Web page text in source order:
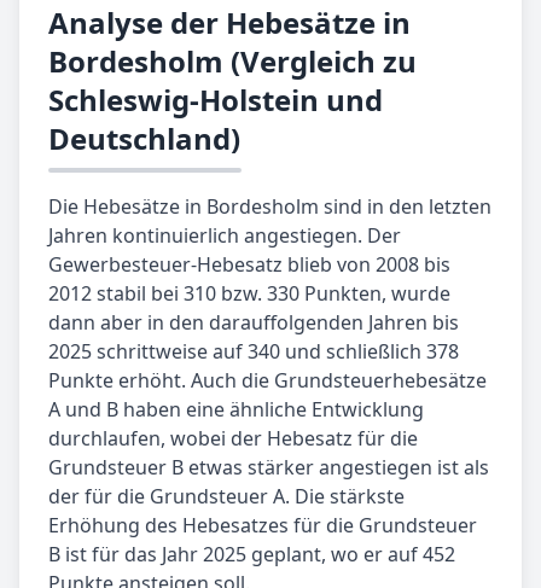
Analyse der Hebesätze in
Bordesholm (Vergleich zu
Schleswig-Holstein und
Deutschland)
Die Hebesätze in Bordesholm sind in den letzten
Jahren kontinuierlich angestiegen. Der
Gewerbesteuer-Hebesatz blieb von 2008 bis
2012 stabil bei 310 bzw. 330 Punkten, wurde
dann aber in den darauffolgenden Jahren bis
2025 schrittweise auf 340 und schließlich 378
Punkte erhöht. Auch die Grundsteuerhebesätze
A und B haben eine ähnliche Entwicklung
durchlaufen, wobei der Hebesatz für die
Grundsteuer B etwas stärker angestiegen ist als
der für die Grundsteuer A. Die stärkste
Erhöhung des Hebesatzes für die Grundsteuer
B ist für das Jahr 2025 geplant, wo er auf 452